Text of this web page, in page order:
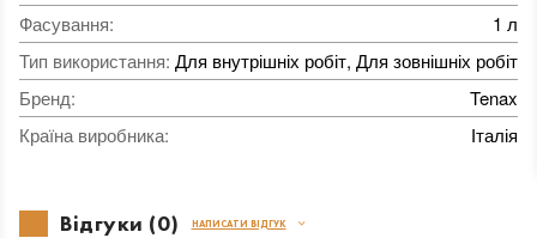
Фасування:
1 л
Тип використання: Для внутрішніх робіт, Для зовнішніх робіт
Бренд:
Tenax
Країна виробника: Італія
Відгуки (0) НАПИСАТИ ВІДГУК